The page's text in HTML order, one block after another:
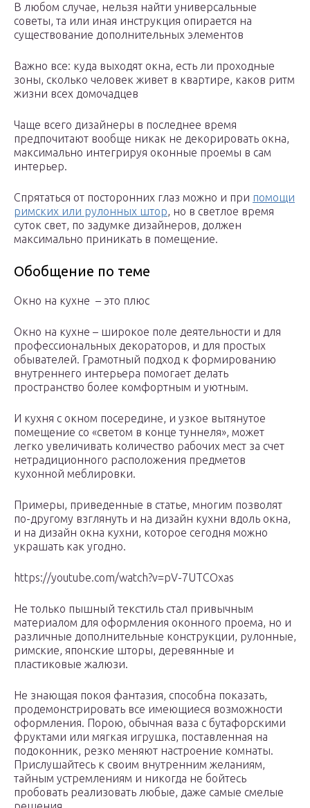
В любом случае, нельзя найти универсальные
советы, та или иная инструкция опирается на
существование дополнительных элементов
Важно все: куда выходят окна, есть ли проходные
зоны, сколько человек живет в квартире, каков ритм
жизни всех домочадцев
Чаще всего дизайнеры в последнее время
предпочитают вообще никак не декорировать окна,
максимально интегрируя оконные проемы в сам
интерьер.
Спрятаться от посторонних глаз можно и при помощи
римских или рулонных штор, но в светлое время
суток свет, по задумке дизайнеров, должен
максимально приникать в помещение.
Обобщение по теме
Окно на кухне – это плюс
Окно на кухне – широкое поле деятельности и для
профессиональных декораторов, и для простых
обывателей. Грамотный подход к формированию
внутреннего интерьера помогает делать
пространство более комфортным и уютным.
И кухня с окном посередине, и узкое вытянутое
помещение со «светом в конце туннеля», может
легко увеличивать количество рабочих мест за счет
нетрадиционного расположения предметов
кухонной меблировки.
Примеры, приведенные в статье, многим позволят
по-другому взглянуть и на дизайн кухни вдоль окна,
и на дизайн окна кухни, которое сегодня можно
украшать как угодно.
https://youtube.com/watch?v=pV-7UTCOxas
Не только пышный текстиль стал привычным
материалом для оформления оконного проема, но и
различные дополнительные конструкции, рулонные,
римские, японские шторы, деревянные и
пластиковые жалюзи.
Не знающая покоя фантазия, способна показать,
продемонстрировать все имеющиеся возможности
оформления. Порою, обычная ваза с бутафорскими
фруктами или мягкая игрушка, поставленная на
подоконник, резко меняют настроение комнаты.
Прислушайтесь к своим внутренним желаниям,
тайным устремлениям и никогда не бойтесь
пробовать реализовать любые, даже самые смелые